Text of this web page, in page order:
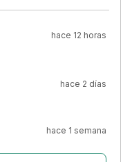
hace 12 horas
hace 2 días
hace 1 semana